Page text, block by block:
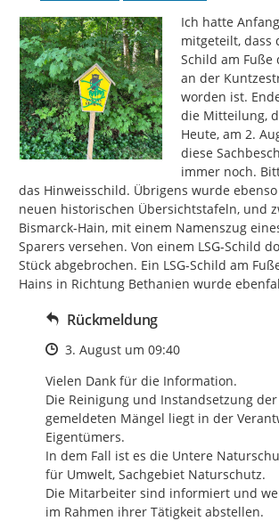
Ich hatte
mitgeteilt, dass
Schild am Fuße
an der
worden ist.
die Mitteilung,
Heute, am 2.
diese
immer noch.
das Hinweisschild. Übrigens wurde
neuen historischen Übersichtstafeln, und
Bismarck-Hain, mit einem Namenszug
Sparers versehen. Von einem LSG-Schild
Stück abgebrochen. Ein LSG-Schild am
Hains in Richtung Bethanien wurde
Rückmeldung
Zeitpunkt des Erstellens
3. August um 09:40
Vielen Dank für die Information.
Die Reinigung und Instandsetzung
gemeldeten Mängel liegt in der
Eigentümers.
In dem Fall ist es die Untere
für Umwelt, Sachgebiet Naturschutz.
Die Mitarbeiter sind informiert und
im Rahmen ihrer Tätigkeit abstellen.